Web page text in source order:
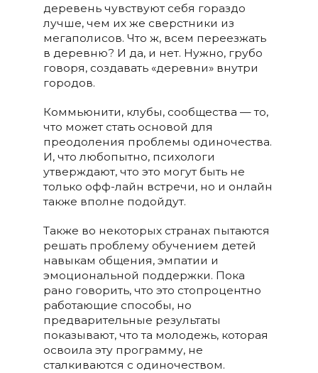
деревень чувствуют себя гораздо
лучше, чем их же сверстники из
мегаполисов. Что ж, всем переезжать
в деревню? И да, и нет. Нужно, грубо
говоря, создавать «деревни» внутри
городов.
Коммьюнити, клубы, сообщества — то,
что может стать основой для
преодоления проблемы одиночества.
И, что любопытно, психологи
утверждают, что это могут быть не
только офф-лайн встречи, но и онлайн
также вполне подойдут.
Также во некоторых странах пытаются
решать проблему обучением детей
навыкам общения, эмпатии и
эмоциональной поддержки. Пока
рано говорить, что это стопроцентно
работающие способы, но
предварительные результаты
показывают, что та молодежь, которая
освоила эту программу, не
сталкиваются с одиночеством.